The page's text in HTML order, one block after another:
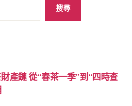
搜尋
產鏈 從“春茶一季”到“四時查